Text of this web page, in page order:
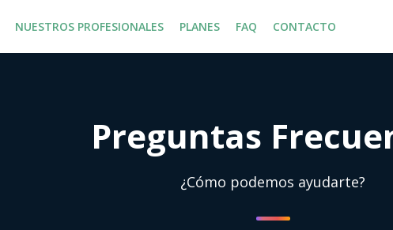
NUESTROS PROFESIONALES PLANES FAQ CONTACTO
Preguntas
¿Cómo podemos ayudarte?